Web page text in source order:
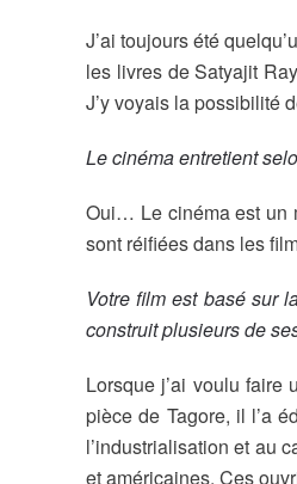
J’ai toujours été
les livres de Satyajit
J’y voyais la possibilité
Le cinéma entretient
Oui… Le cinéma est un
sont réifiées dans les
Votre film est basé sur
construit plusieurs de
Lorsque j’ai voulu faire
pièce de Tagore, il l’a
l’industrialisation et au
et américaines. Ces